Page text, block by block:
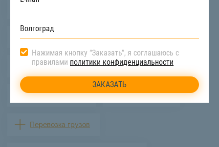
Вывоз грунта Вывоз снега
Вывоз строительного мусора
Перевозка стройматериалов
Доставка грузов Уборка снега
Перевозка грузов
Нажимая кнопку “Заказать”, я соглашаюсь с
правилами политики конфиденциальности